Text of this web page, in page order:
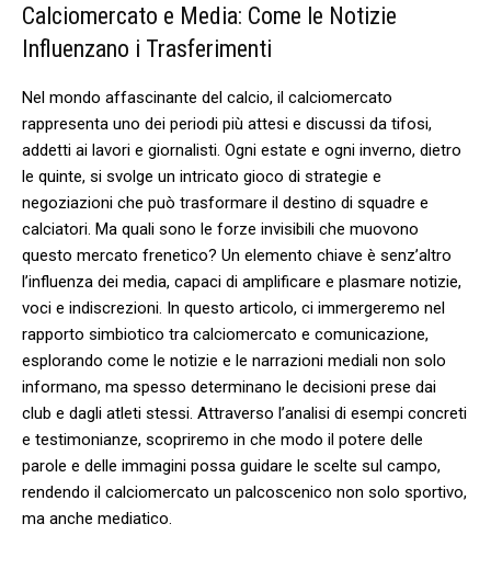
Calciomercato⁢ e Media: Come le​ Notizie
Influenzano i Trasferimenti
Nel⁤ mondo affascinante del calcio, il calciomercato
rappresenta uno dei periodi‌ più ⁣attesi‌ e⁣ discussi⁢ da tifosi,
addetti ai⁤ lavori e giornalisti. Ogni estate e ogni ‌inverno, dietro
le quinte, si svolge ‌un‌ intricato gioco di strategie e
negoziazioni che ​può trasformare⁤ il destino di⁢ squadre ​e
calciatori. Ma quali⁣ sono le forze ⁤invisibili che muovono
questo mercato frenetico? Un ​elemento chiave è ‍senz’altro
l’influenza dei media, ⁢capaci ‌di amplificare e plasmare notizie,
voci e⁢ indiscrezioni. In questo articolo, ci ​immergeremo nel‌
rapporto ‍simbiotico ⁤tra‌ calciomercato e comunicazione,
esplorando ‌come le notizie e‍ le narrazioni mediali non solo
⁣informano, ma spesso determinano le decisioni⁢ prese dai
club ​e ⁤dagli atleti stessi. ​Attraverso l’analisi di esempi concreti
e ⁤testimonianze,⁢ scopriremo in che ⁤modo il potere delle
parole ‍e delle immagini⁢ possa guidare le scelte sul​ campo,⁤
rendendo il calciomercato un​ palcoscenico non⁣ solo sportivo,
ma ⁤anche mediatico.